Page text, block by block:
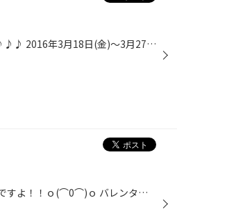
みなさんこんにちは！！ 集中得市開催ですよ～～～♪♪♪ 2016年3月18日(金)～3月27日日曜日までの期間中 集中得市を開催致します！！！！！！！！！！！！ スタッドレスタイヤの在庫一掃からお買い得商品まで多数取り揃えてお待ちしています!! もちろんオイルやバッテリーなどのメンテナンス用品もご...
みなさんこんにちは!! みなさん!! 今日はホワイトディですよ！！ｏ(⌒0⌒)ｏ バレンタインにチョコをもらった方はお返しをお忘れなく♪♪ 最近ではバレンタインディに友チョコといって友達に普通にあげたり、 逆バレンタインなどといって男の方から女の方に上げる方もいるようです！！！！！ なんだかよ...